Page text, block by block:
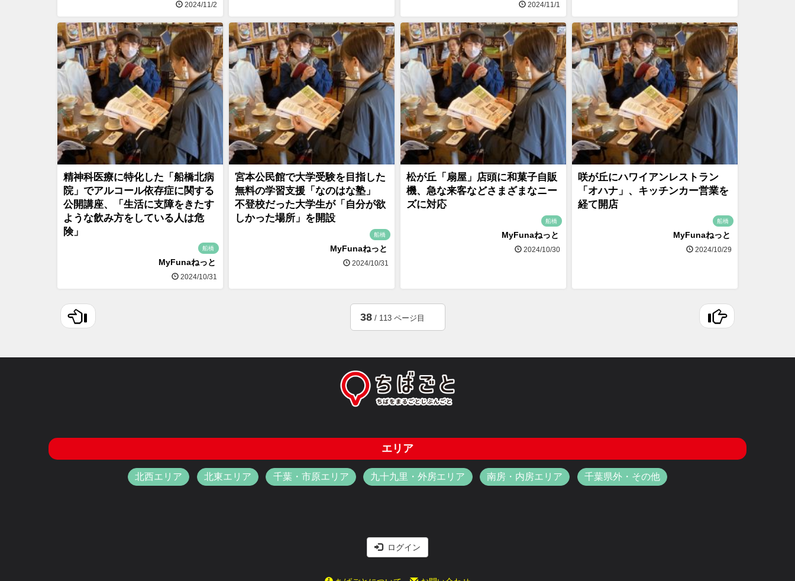
2024/11/2 2024/11/1
精神科医療に特化した「船橋北病
院」でアルコール依存症に関する
公開講座、「生活に支障をきたす
ような飲み方をしている人は危
険」
船橋
MyFunaねっと
2024/10/31
宮本公民館で大学受験を目指した
無料の学習支援「なのはな塾」
不登校だった大学生が「自分が欲
しかった場所」を開設
船橋
MyFunaねっと
2024/10/31
松が丘「扇屋」店頭に和菓子自販
機、急な来客などさまざまなニー
ズに対応
船橋
MyFunaねっと
2024/10/30
咲が丘にハワイアンレストラン
「オハナ」、キッチンカー営業を
経て開店
船橋
MyFunaねっと
2024/10/29
38/ 113 ページ目
エリア
北西エリア 北東エリア 千葉・市原エリア 九十九里・外房エリア 南房・内房エリア 千葉県外・その他
ログイン